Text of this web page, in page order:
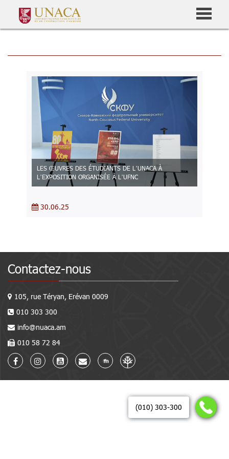
(010) 303-300
LES ŒUVRES DES ÉTUDIANTS DE L’UNACA À
L’EXPOSITION ORGANISÉE À L’UFNC
30.06.25
Contactez-nous
105, rue Téryan, Erévan 0009
010 303 300
info@nuaca.am
010 58 72 84